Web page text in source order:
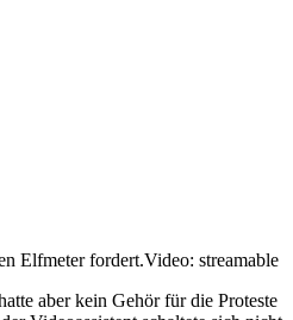
Elfmeter fordert.Video: streamable
aber kein Gehör für die Proteste